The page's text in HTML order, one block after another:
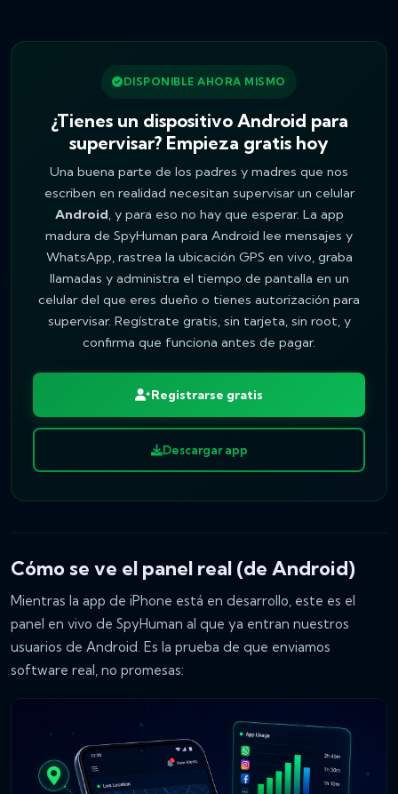
DISPONIBLE AHORA MISMO
¿Tienes un dispositivo Android para
supervisar? Empieza gratis hoy
Una buena parte de los padres y madres que nos
escriben en realidad necesitan supervisar un celular
Android, y para eso no hay que esperar. La app
madura de SpyHuman para Android lee mensajes y
WhatsApp, rastrea la ubicación GPS en vivo, graba
llamadas y administra el tiempo de pantalla en un
celular del que eres dueño o tienes autorización para
supervisar. Regístrate gratis, sin tarjeta, sin root, y
confirma que funciona antes de pagar.
Registrarse gratis
Descargar app
Cómo se ve el panel real (de Android)
Mientras la app de iPhone está en desarrollo, este es el
panel en vivo de SpyHuman al que ya entran nuestros
usuarios de Android. Es la prueba de que enviamos
software real, no promesas: